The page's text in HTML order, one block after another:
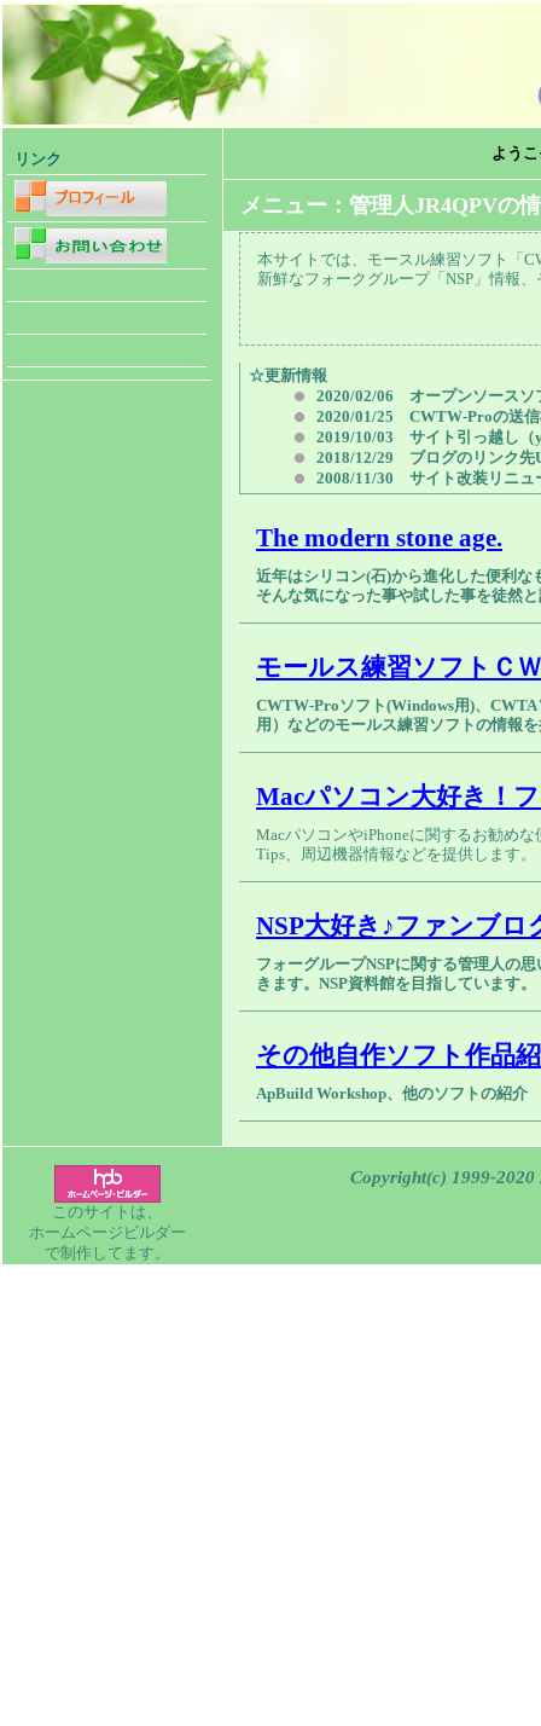
リンク よう
メニュー：管理人JR4QPVの
本サイトでは、モースル練習ソフト「
新鮮なフォークグループ「NSP」情報
☆更新情報
2020/02/06 オープンソースソ
2020/01/25 CWTW-Proの送信
2019/10/03 サイト引っ越し（
2018/12/29 ブログのリンク先
2008/11/30 サイト改装リニュ
The modern stone age.
近年はシリコン(石)から進化した便利な
そんな気になった事や試した事を徒然
モールス練習ソフトＣ
CWTW-Proソフト(Windows用)、
用）などのモールス練習ソフトの情報
Macパソコン大好き！
MacパソコンやiPhoneに関するお勧め
Tips、周辺機器情報などを提供します。
NSP大好き♪ファンブロ
フォーグループNSPに関する管理人の
きます。NSP資料館を目指しています。
その他自作ソフト作品
ApBuild Workshop、他のソフトの紹介
このサイトは、
ホームページビルダー
で制作してます。
Copyright(c) 1999-